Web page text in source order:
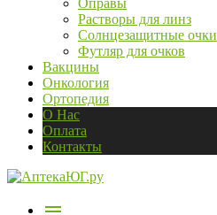
Оправы
Растворы для линз
Солнцезащитные очки
Футляр для очков
Вакцины
Онкология
Ортопедия
О Нас
Оплата
Контакты